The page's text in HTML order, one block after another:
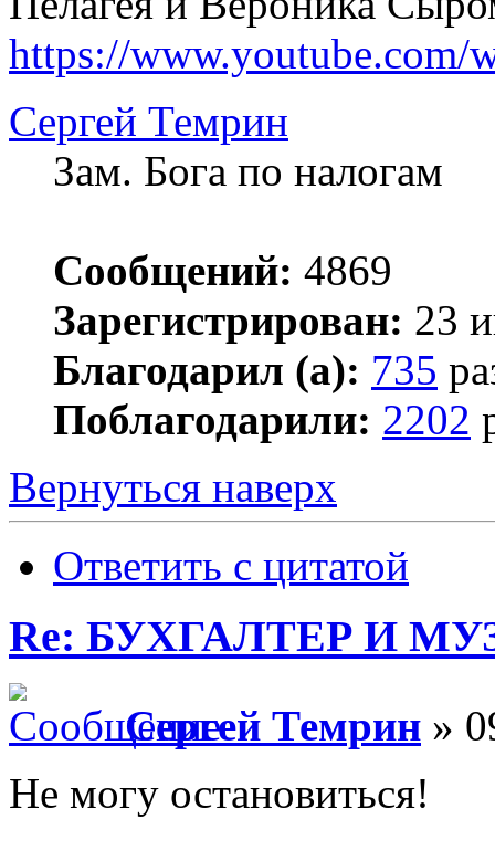
https://www.youtube.com/
Сергей Темрин
Зам. Бога по налогам
Сообщений: 4869
Зарегистрирован: 23
Благодарил (а): 735
Поблагодарили: 2202
Вернуться наверх
Ответить с цитатой
Re: БУХГАЛТЕР И
Сергей Темрин »
Не могу остановиться!